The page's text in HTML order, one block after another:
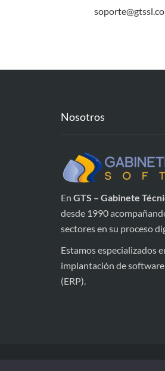
Nosotros
En GTS – Gabinete
desde 1990
sectores en su proceso
Estamos especializados
implantación de
(ERP).